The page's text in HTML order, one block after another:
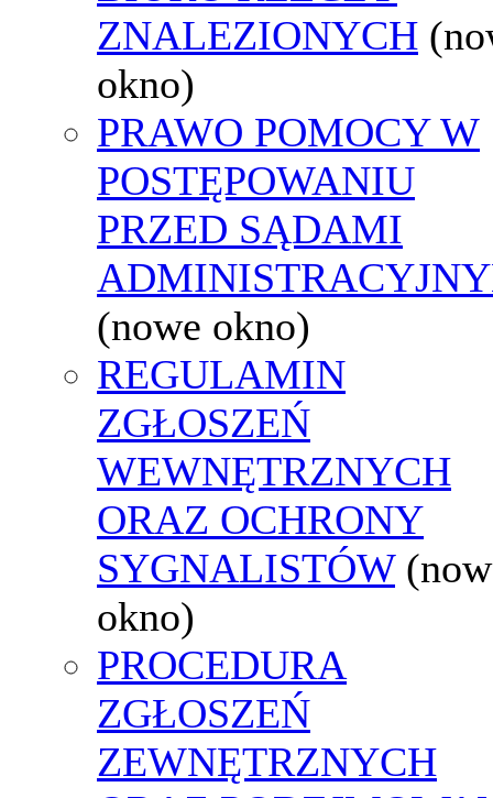
ZNALEZIONYCH
okno)
PRAWO POMOCY W
POSTĘPOWANIU
PRZED SĄDAMI
(nowe okno)
REGULAMIN
ZGŁOSZEŃ
WEWNĘTRZNYCH
ORAZ OCHRONY
SYGNALISTÓW
okno)
PROCEDURA
ZGŁOSZEŃ
ZEWNĘTRZNYCH